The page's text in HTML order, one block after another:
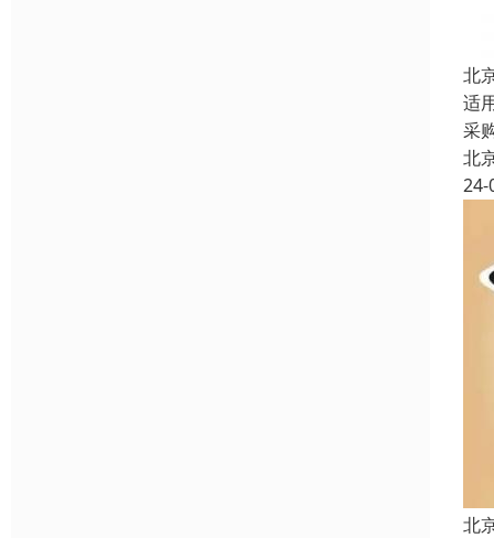
北
适
采
北
24-
北